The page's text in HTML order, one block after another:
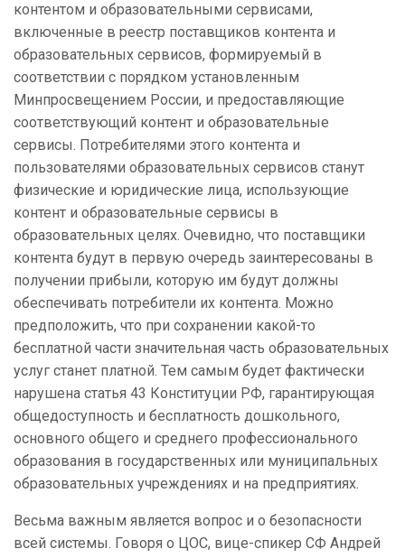
контентом и образовательными сервисами,
включенные в реестр поставщиков контента и
образовательных сервисов, формируемый в
соответствии с порядком установленным
Минпросвещением России, и предоставляющие
соответствующий контент и образовательные
сервисы. Потребителями этого контента и
пользователями образовательных сервисов станут
физические и юридические лица, использующие
контент и образовательные сервисы в
образовательных целях. Очевидно, что поставщики
контента будут в первую очередь заинтересованы в
получении прибыли, которую им будут должны
обеспечивать потребители их контента. Можно
предположить, что при сохранении какой-то
бесплатной части значительная часть образовательных
услуг станет платной. Тем самым будет фактически
нарушена статья 43 Конституции РФ, гарантирующая
общедоступность и бесплатность дошкольного,
основного общего и среднего профессионального
образования в государственных или муниципальных
образовательных учреждениях и на предприятиях.
Весьма важным является вопрос и о безопасности
всей системы. Говоря о ЦОС, вице-спикер СФ Андрей